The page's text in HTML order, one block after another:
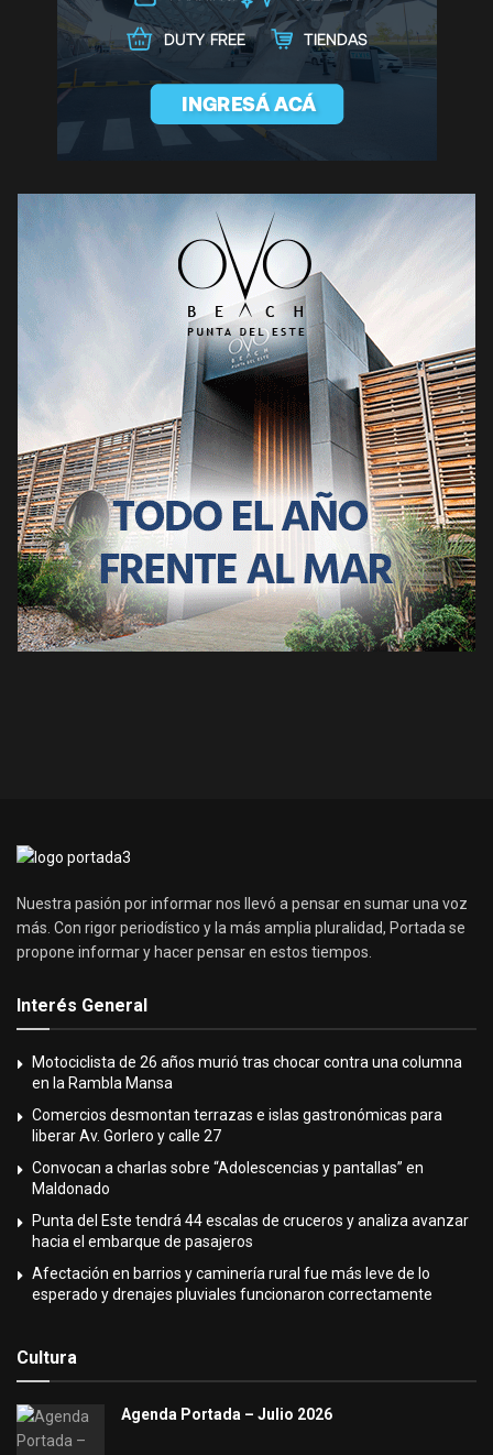
Nuestra pasión por informar nos llevó a pensar en sumar una voz
más. Con rigor periodístico y la más amplia pluralidad, Portada se
propone informar y hacer pensar en estos tiempos.
Interés General
Motociclista de 26 años murió tras chocar contra una columna
en la Rambla Mansa
Comercios desmontan terrazas e islas gastronómicas para
liberar Av. Gorlero y calle 27
Convocan a charlas sobre “Adolescencias y pantallas” en
Maldonado
Punta del Este tendrá 44 escalas de cruceros y analiza avanzar
hacia el embarque de pasajeros
Afectación en barrios y caminería rural fue más leve de lo
esperado y drenajes pluviales funcionaron correctamente
Cultura
Agenda Portada – Julio 2026